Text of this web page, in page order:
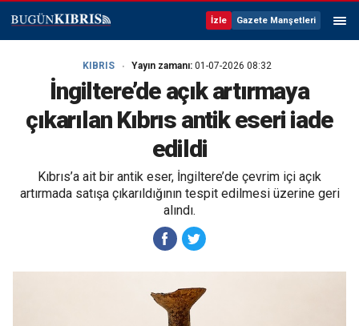
İzle Gazete Manşetleri
KIBRIS Yayın zamanı: 01-07-2026 08:32
İngiltere’de açık artırmaya
çıkarılan Kıbrıs antik eseri iade
edildi
Kıbrıs’a ait bir antik eser, İngiltere’de çevrim içi açık
artırmada satışa çıkarıldığının tespit edilmesi üzerine geri
alındı.